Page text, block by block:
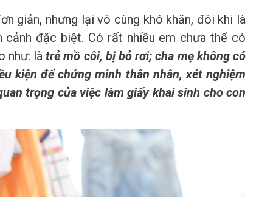
giản, nhưng lại vô cùng khó khăn, đôi khi là
đặc biệt. Có rất nhiều em chưa thể có
như: làtrẻ mồ côi, bị bỏ rơi; cha mẹ không có
kiện để chứng minh thân nhân, xét nghiệm
trọng của việc làm giấy khai sinh cho con